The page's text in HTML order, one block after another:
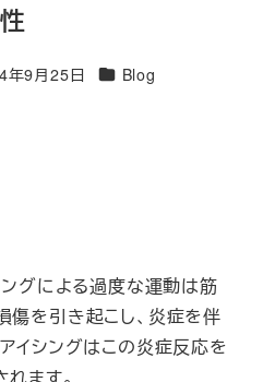
年9月25日 カテゴリー
Blog
グによる過度な運動は筋
を引き起こし、炎症を伴
イシングはこの炎症反応を